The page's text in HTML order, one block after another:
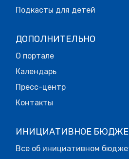
Подкасты для детей
ДОПОЛНИТЕЛЬНО
О портале
Календарь
Пресс-центр
Контакты
ИНИЦИАТИВНОЕ
Все об инициативном